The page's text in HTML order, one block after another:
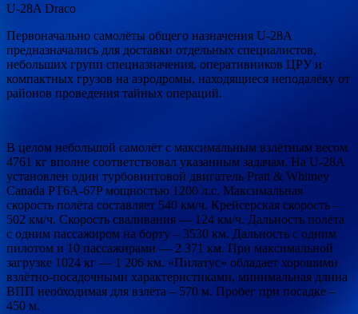
U-28A Draco
Первоначально самолёты общего назначения U-28A
предназначались для доставки отдельных специалистов,
небольших групп спецназначения, оперативников ЦРУ и
компактных грузов на аэродромы, находящиеся неподалёку от
районов проведения тайных операций.
В целом небольшой самолёт с максимальным взлётным весом
4761 кг вполне соответствовал указанным задачам. На U-28A
установлен один турбовинтовой двигатель Pratt & Whitney
Canada PT6A-67P мощностью 1200 л.с. Максимальная
скорость полёта составляет 540 км/ч. Крейсерская скорость –
502 км/ч. Скорость сваливания — 124 км/ч. Дальность полёта
с одним пассажиром на борту – 3530 км. Дальность с одним
пилотом и 10 пассажирами — 2 371 км. При максимальной
загрузке 1024 кг — 1 206 км. «Пилатус» обладает хорошими
взлётно-посадочными характеристиками, минимальная длина
ВПП необходимая для взлёта – 570 м. Пробег при посадке –
450 м.